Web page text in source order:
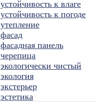
устойчивость к влаге
устойчивость к погоде
утепление
фасад
фасадная панель
черепица
экологически чистый
экология
экстерьер
эстетика